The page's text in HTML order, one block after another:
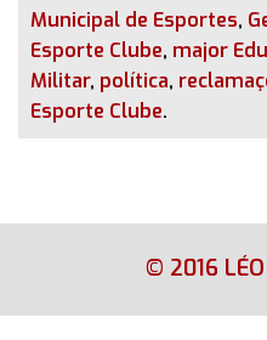
Municipal de Esportes,
Esporte Clube, major
Militar, política,
Esporte Clube.
© 2016 LÉO